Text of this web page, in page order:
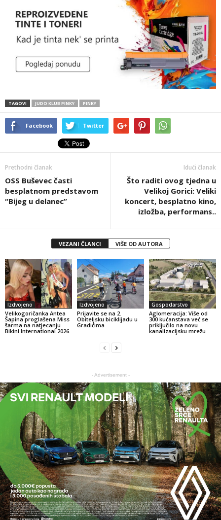
TAGOVI JUDO KLUB PINKY PINKY
Facebook Twitter
Prethodni članak
OSS Buševec časti
besplatnom predstavom
“Bijeg u delanec”
Idući članak
Što raditi ovog tjedna u
Velikoj Gorici: Veliki
koncert, besplatno kino,
izložba, performans..
VEZANI ČLANCI VIŠE OD AUTORA
Izdvojeno
Velikogoričanka Antea
Šapina proglašena Miss
šarma na natjecanju
Bikini International 2026.
Izdvojeno
Prijavite se na 2.
Obiteljsku biciklijadu u
Gradićima
Gospodarstvo
Aglomeracija: Više od
300 kućanstava već se
priključilo na novu
kanalizacijsku mrežu
- Advertisement -